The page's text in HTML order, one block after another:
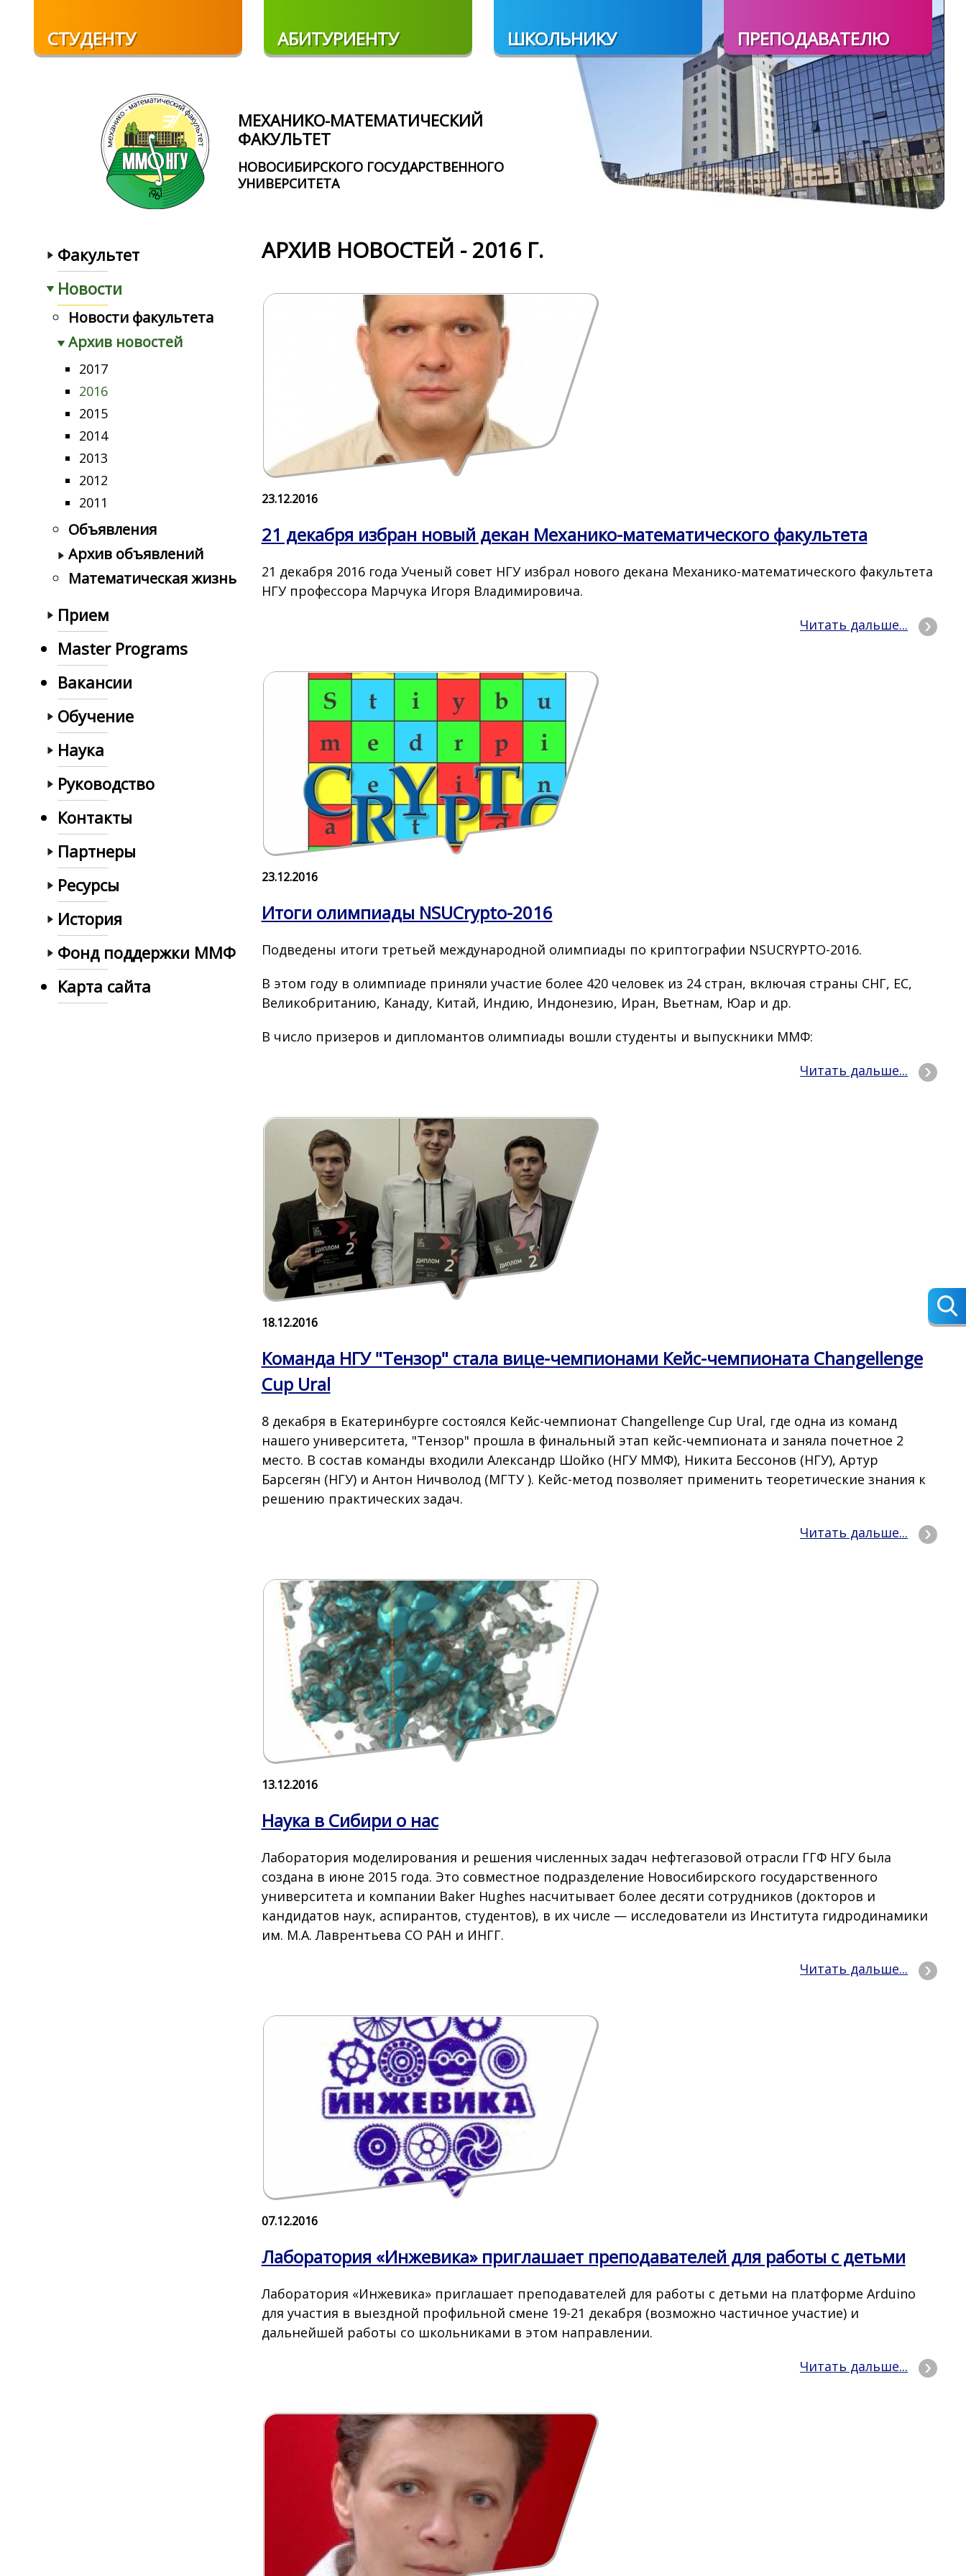
СТУДЕНТУ АБИТУРИЕНТУ ШКОЛЬНИКУ ПРЕПОДАВАТЕЛЮ
МЕХАНИКО-МАТЕМАТИЧЕСКИЙ
ФАКУЛЬТЕТ
НОВОСИБИРСКОГО ГОСУДАРСТВЕННОГО
УНИВЕРСИТЕТА
Факультет
Новости
Новости факультета
Архив новостей
2017
2016
2015
2014
2013
2012
2011
Объявления
Архив объявлений
Математическая жизнь
Прием
Master Programs
Вакансии
Обучение
Наука
Руководство
Контакты
Партнеры
Ресурсы
История
Фонд поддержки ММФ
Карта сайта
АРХИВ НОВОСТЕЙ - 2016 Г.
23.12.2016
21 декабря избран новый декан Механико-математического факультета
21 декабря 2016 года Ученый совет НГУ избрал нового декана Механико-математического факультета
НГУ профессора Марчука Игоря Владимировича.
Читать дальше...
23.12.2016
Итоги олимпиады NSUCrypto-2016
Подведены итоги третьей международной олимпиады по криптографии NSUCRYPTO-2016.
В этом году в олимпиаде приняли участие более 420 человек из 24 стран, включая страны СНГ, ЕС,
Великобританию, Канаду, Китай, Индию, Индонезию, Иран, Вьетнам, Юар и др.
В число призеров и дипломантов олимпиады вошли студенты и выпускники ММФ:
Читать дальше...
18.12.2016
Команда НГУ "Тензор" стала вице-чемпионами Кейс-чемпионата Changellenge
Cup Ural
8 декабря в Екатеринбурге состоялся Кейс-чемпионат Changellenge Cup Ural, где одна из команд
нашего университета, "Тензор" прошла в финальный этап кейс-чемпионата и заняла почетное 2
место. В состав команды входили Александр Шойко (НГУ ММФ), Никита Бессонов (НГУ), Артур
Барсегян (НГУ) и Антон Ничволод (МГТУ ). Кейс-метод позволяет применить теоретические знания к
решению практических задач.
Читать дальше...
13.12.2016
Наука в Сибири о нас
Лаборатория моделирования и решения численных задач нефтегазовой отрасли ГГФ НГУ была
создана в июне 2015 года. Это совместное подразделение Новосибирского государственного
университета и компании Baker Hughes насчитывает более десяти сотрудников (докторов и
кандидатов наук, аспирантов, студентов), в их числе — исследователи из Института гидродинамики
им. М.А. Лаврентьева СО РАН и ИНГГ.
Читать дальше...
07.12.2016
Лаборатория «Инжевика» приглашает преподавателей для работы с детьми
Лаборатория «Инжевика» приглашает преподавателей для работы с детьми на платформе Arduino
для участия в выездной профильной смене 19-21 декабря (возможно частичное участие) и
дальнейшей работы со школьниками в этом направлении.
Читать дальше...